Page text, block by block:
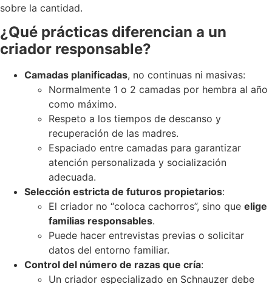
sobre la cantidad.
¿Qué prácticas diferencian a un
criador responsable?
Camadas planificadas, no continuas ni masivas:
Normalmente 1 o 2 camadas por hembra al año
como máximo.
Respeto a los tiempos de descanso y
recuperación de las madres.
Espaciado entre camadas para garantizar
atención personalizada y socialización
adecuada.
Selección estricta de futuros propietarios:
El criador no “coloca cachorros”, sino que elige
familias responsables.
Puede hacer entrevistas previas o solicitar
datos del entorno familiar.
Control del número de razas que cría:
Un criador especializado en Schnauzer debe